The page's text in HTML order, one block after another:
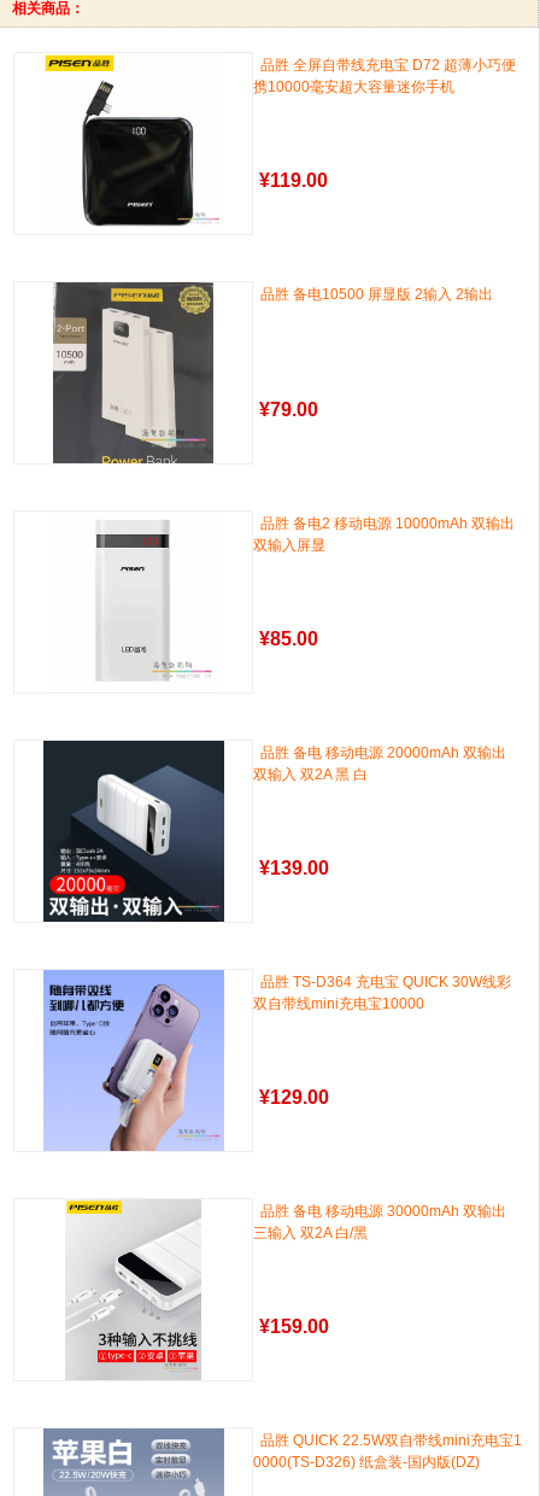
相关商品：
品胜 全屏自带线充电宝 D72 超薄小巧便
携10000毫安超大容量迷你手机
¥119.00
品胜 备电10500 屏显版 2输入 2输出
¥79.00
品胜 备电2 移动电源 10000mAh 双输出
双输入屏显
¥85.00
品胜 备电 移动电源 20000mAh 双输出
双输入 双2A 黑 白
¥139.00
品胜 TS-D364 充电宝 QUICK 30W线彩
双自带线mini充电宝10000
¥129.00
品胜 备电 移动电源 30000mAh 双输出
三输入 双2A 白/黑
¥159.00
品胜 QUICK 22.5W双自带线mini充电宝1
0000(TS-D326) 纸盒装-国内版(DZ)